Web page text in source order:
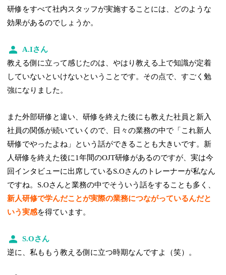
研修をすべて社内スタッフが実施することには、どのような
効果があるのでしょうか。
A.Iさん
教える側に立って感じたのは、やはり教える上で知識が定着
していないといけないということです。その点で、すごく勉
強になりました。
また外部研修と違い、研修を終えた後にも教えた社員と新入
社員の関係が続いていくので、日々の業務の中で「これ新人
研修でやったよね」という話ができることも大きいです。新
人研修を終えた後に1年間のOJT研修があるのですが、実は今
回インタビューに出席しているS.Oさんのトレーナーが私なん
ですね。S.Oさんと業務の中でそういう話をすることも多く、
新人研修で学んだことが実際の業務につながっているんだと
いう実感を得ています。
S.Oさん
逆に、私ももう教える側に立つ時期なんですよ（笑）。